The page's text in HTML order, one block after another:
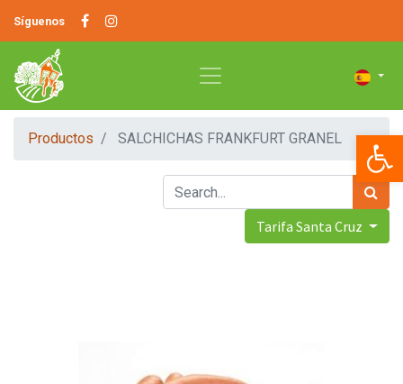
Síguenos
Productos SALCHICHAS FRANKFURT GRANEL
Tarifa Santa Cruz